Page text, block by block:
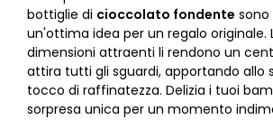
bottiglie di cioccolato fondente
un'ottima idea per un regalo originale.
dimensioni attraenti li rendono un
attira tutti gli sguardi, apportando allo
tocco di raffinatezza. Delizia i tuoi
sorpresa unica per un momento